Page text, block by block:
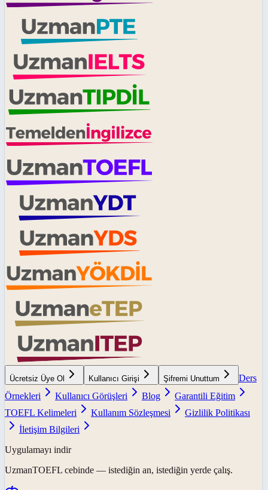
Ücretsiz Üye Ol Kullanıcı Girişi Şifremi Unuttum
Ders
Örnekleri
Kullanıcı Görüşleri Blog
Garantili Eğitim
TOEFL Kelimeleri
Kullanım Sözleşmesi
Gizlilik Politikası
İletişim Bilgileri
Uygulamayı indir
UzmanTOEFL cebinde — istediğin an, istediğin yerde çalış.